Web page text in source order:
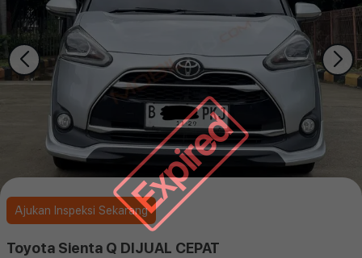
Expired
Ajukan Inspeksi Sekarang
Toyota Sienta Q DIJUAL CEPAT